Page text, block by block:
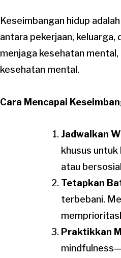
Keseimbangan hidup
antara pekerjaan,
menjaga kesehatan
kesehatan mental.
Cara Mencapai
Jadwalkan
khusus untuk
atau
Tetapkan
terbebani.
Praktikkan